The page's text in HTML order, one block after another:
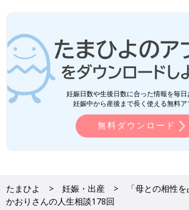
妊娠日数や生後日数に合った情報を毎日
妊娠中から産後まで長く使える無料ア
無料ダウンロード
たまひよ 妊娠・出産
「母との相性
かおりさんの人生相談178回